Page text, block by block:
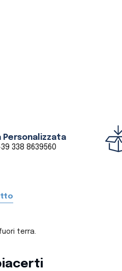
Personalizzata
338 8639560
terra.